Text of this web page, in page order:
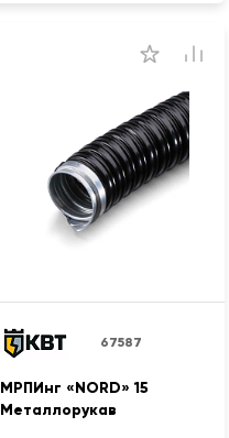
67587
МРПИнг «NORD» 15
Металлорукав